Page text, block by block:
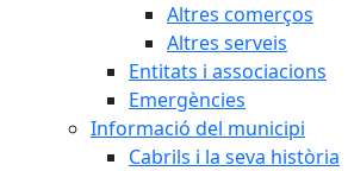
Altres comerços
Altres serveis
Entitats i associacions
Emergències
Informació del municipi
Cabrils i la seva història